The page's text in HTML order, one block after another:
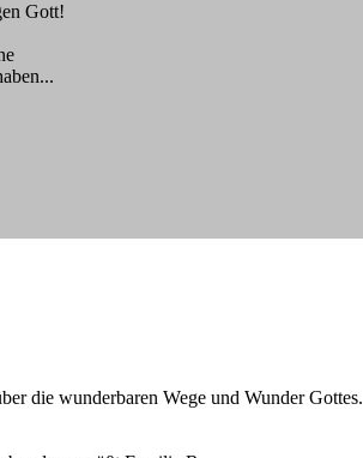
Gott!
die wunderbaren Wege und Wunder Gottes.